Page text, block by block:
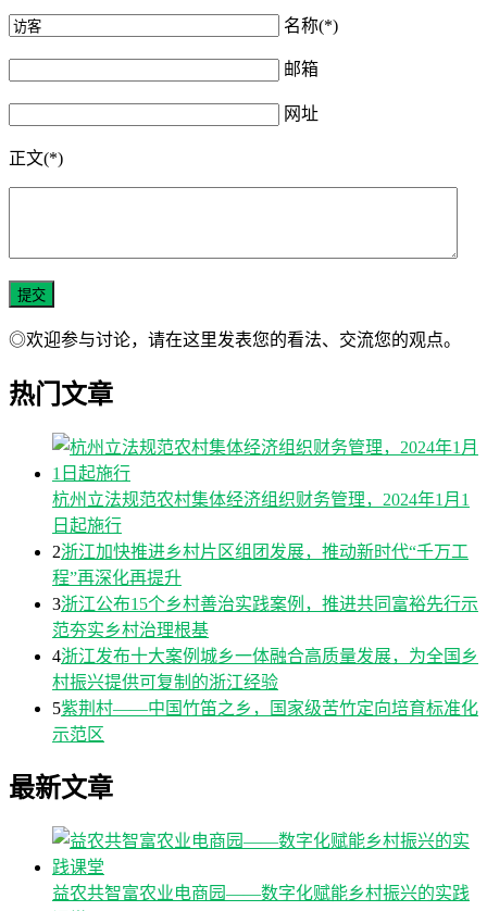
名称(*)
邮箱
网址
正文(*)
◎欢迎参与讨论，请在这里发表您的看法、交流您的观点。
热门文章
杭州立法规范农村集体经济组织财务管理，2024年1月1
日起施行
2浙江加快推进乡村片区组团发展，推动新时代“千万工
程”再深化再提升
3浙江公布15个乡村善治实践案例，推进共同富裕先行示
范夯实乡村治理根基
4浙江发布十大案例城乡一体融合高质量发展，为全国乡
村振兴提供可复制的浙江经验
5紫荆村——中国竹笛之乡，国家级苦竹定向培育标准化
示范区
最新文章
益农共智富农业电商园——数字化赋能乡村振兴的实践